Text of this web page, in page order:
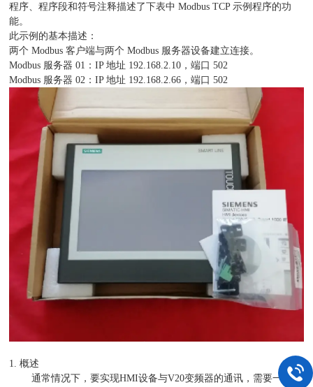
程序、程序段和符号注释描述了下表中 Modbus TCP 示例程序的功
能。
此示例的基本描述：
两个 Modbus 客户端与两个 Modbus 服务器设备建立连接。
Modbus 服务器 01：IP 地址 192.168.2.10，端口 502
Modbus 服务器 02：IP 地址 192.168.2.66，端口 502
1. 概述
通常情况下，要实现HMI设备与V20变频器的通讯，需要一个支